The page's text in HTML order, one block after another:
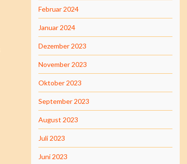
Februar 2024
Januar 2024
Dezember 2023
November 2023
Oktober 2023
September 2023
August 2023
Juli 2023
Juni 2023